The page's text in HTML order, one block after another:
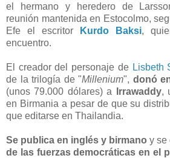
el hermano y heredero de
reunión mantenida en Estocolmo,
Efe el escritor
Kurdo Baksi,
encuentro.
El creador del personaje de Lisbeth
de la trilogía de "Millenium", donó
(unos 79.000 dólares) a Irrawaddy,
en Birmania a pesar de que su
que editarse en Thailandia.
Se publica en inglés y birmano y se
de las fuerzas democráticas en el